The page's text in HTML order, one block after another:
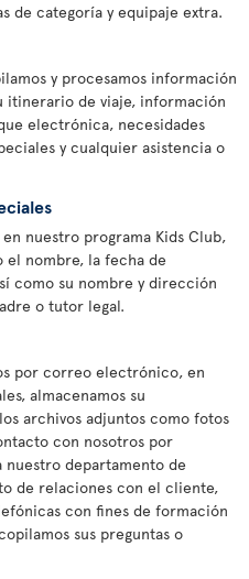
de categoría y equipaje extra.
y procesamos información
itinerario de viaje, información
electrónica, necesidades
y cualquier asistencia o
nuestro programa Kids Club,
nombre, la fecha de
como su nombre y dirección
o tutor legal.
por correo electrónico, en
almacenamos su
archivos adjuntos como fotos
con nosotros por
departamento de
de relaciones con el cliente,
con fines de formación
sus preguntas o